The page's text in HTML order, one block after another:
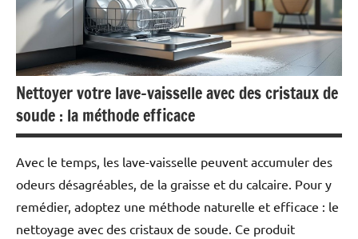
Nettoyer votre lave-vaisselle avec des cristaux de
soude : la méthode efficace
Avec le temps, les lave-vaisselle peuvent accumuler des
odeurs désagréables, de la graisse et du calcaire. Pour y
remédier, adoptez une méthode naturelle et efficace : le
nettoyage avec des cristaux de soude. Ce produit